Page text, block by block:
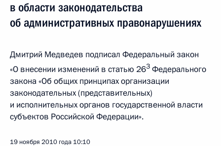
в области законодательства
об административных правонарушениях
Дмитрий Медведев подписал Федеральный закон
«О внесении изменений в статью 263 Федерального
закона «Об общих принципах организации
законодательных (представительных)
и исполнительных органов государственной власти
субъектов Российской Федерации».
19 ноября 2010 года 10:10